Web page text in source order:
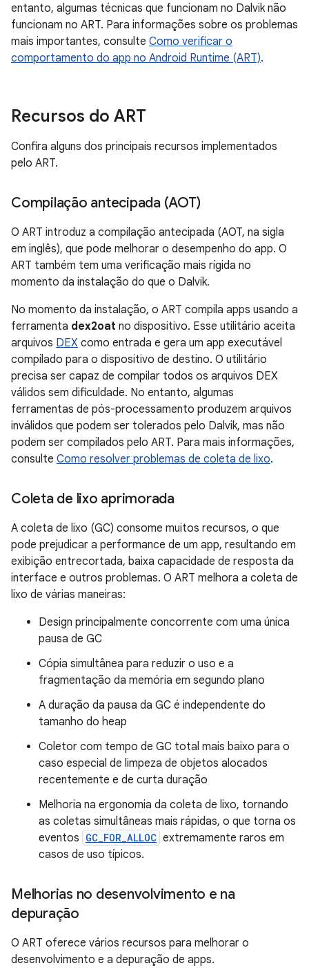
entanto, algumas técnicas que funcionam no Dalvik não
funcionam no ART. Para informações sobre os problemas
mais importantes, consulte Como verificar o
comportamento do app no Android Runtime (ART).
Recursos do ART
Confira alguns dos principais recursos implementados
pelo ART.
Compilação antecipada (AOT)
O ART introduz a compilação antecipada (AOT, na sigla
em inglês), que pode melhorar o desempenho do app. O
ART também tem uma verificação mais rígida no
momento da instalação do que o Dalvik.
No momento da instalação, o ART compila apps usando a
ferramenta dex2oat no dispositivo. Esse utilitário aceita
arquivos DEX como entrada e gera um app executável
compilado para o dispositivo de destino. O utilitário
precisa ser capaz de compilar todos os arquivos DEX
válidos sem dificuldade. No entanto, algumas
ferramentas de pós-processamento produzem arquivos
inválidos que podem ser tolerados pelo Dalvik, mas não
podem ser compilados pelo ART. Para mais informações,
consulte Como resolver problemas de coleta de lixo.
Coleta de lixo aprimorada
A coleta de lixo (GC) consome muitos recursos, o que
pode prejudicar a performance de um app, resultando em
exibição entrecortada, baixa capacidade de resposta da
interface e outros problemas. O ART melhora a coleta de
lixo de várias maneiras:
Design principalmente concorrente com uma única
pausa de GC
Cópia simultânea para reduzir o uso e a
fragmentação da memória em segundo plano
A duração da pausa da GC é independente do
tamanho do heap
Coletor com tempo de GC total mais baixo para o
caso especial de limpeza de objetos alocados
recentemente e de curta duração
Melhoria na ergonomia da coleta de lixo, tornando
as coletas simultâneas mais rápidas, o que torna os
eventos GC_FOR_ALLOC extremamente raros em
casos de uso típicos.
Melhorias no desenvolvimento e na
depuração
O ART oferece vários recursos para melhorar o
desenvolvimento e a depuração de apps.